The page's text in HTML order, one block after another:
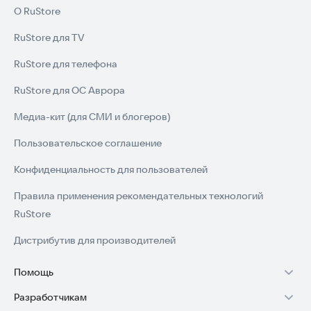
О RuStore
RuStore для TV
RuStore для телефона
RuStore для ОС Аврора
Медиа-кит (для СМИ и блогеров)
Пользовательское соглашение
Конфиденциальность для пользователей
Правила применения рекомендательных технологий
RuStore
Дистрибутив для производителей
Помощь
Установка RuStore на TV
Разработчикам